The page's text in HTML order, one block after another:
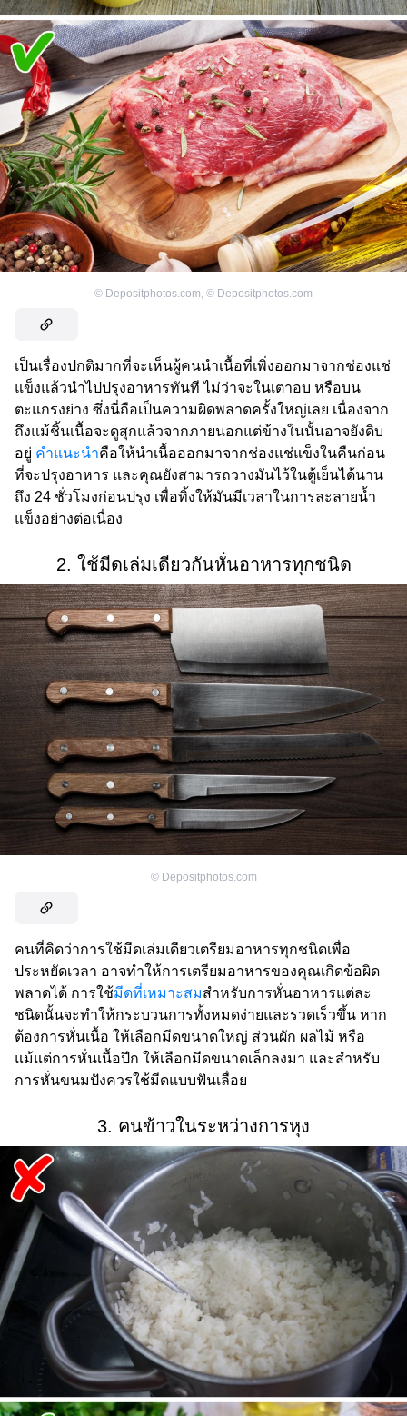
© Depositphotos.com © Depositphotos.com
เป็นเรื่องปกติมากที่จะเห็นผู้คนนำเนื้อที่เพิ่งออกมาจากช่องแช่
แข็งแล้วนำไปปรุงอาหารทันที ไม่ว่าจะในเตาอบ หรือบน
ตะแกรงย่าง ซึ่งนี่ถือเป็นความผิดพลาดครั้งใหญ่เลย เนื่องจาก
ถึงแม้ชิ้นเนื้อจะดูสุกแล้วจากภายนอกแต่ข้างในนั้นอาจยังดิบ
อยู่ คำแนะนำคือให้นำเนื้อออกมาจากช่องแช่แข็งในคืนก่อน
ที่จะปรุงอาหาร และคุณยังสามารถวางมันไว้ในตู้เย็นได้นาน
ถึง 24 ชั่วโมงก่อนปรุง เพื่อทิ้งให้มันมีเวลาในการละลายน้ำ
แข็งอย่างต่อเนื่อง
2. ใช้มีดเล่มเดียวกันหั่นอาหารทุกชนิด
© Depositphotos.com
คนที่คิดว่าการใช้มีดเล่มเดียวเตรียมอาหารทุกชนิดเพื่อ
ประหยัดเวลา อาจทำให้การเตรียมอาหารของคุณเกิดข้อผิด
พลาดได้ การใช้มีดที่เหมาะสมสำหรับการหั่นอาหารแต่ละ
ชนิดนั้นจะทำให้กระบวนการทั้งหมดง่ายและรวดเร็วขึ้น หาก
ต้องการหั่นเนื้อ ให้เลือกมีดขนาดใหญ่ ส่วนผัก ผลไม้ หรือ
แม้แต่การหั่นเนื้อปีก ให้เลือกมีดขนาดเล็กลงมา และสำหรับ
การหั่นขนมปังควรใช้มีดแบบฟันเลื่อย
3. คนข้าวในระหว่างการหุง